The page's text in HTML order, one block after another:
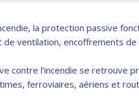
la protection passive
de ventilation, encoffrements
contre l’incendie se retrouve
ferroviaires, aériens et